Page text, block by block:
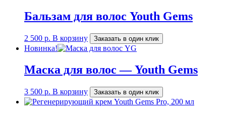
Бальзам для волос Youth Gems
2 500 р. В корзину Заказать в один клик
Новинка!
Маска для волос — Youth Gems
3 500 р. В корзину Заказать в один клик